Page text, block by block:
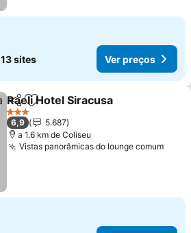
13 sites Ver preços
PartilharAdicionar aos favoritos
Raeli Hotel Siracusa
3 Estrelas
6,9
5.687
a 1.6 km de Coliseu
Vistas panorâmicas do lounge comum